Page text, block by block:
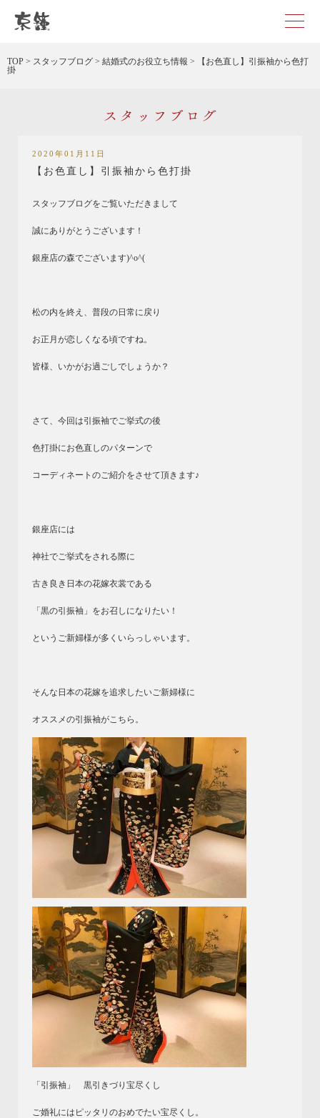
TOP > スタッフブログ > 結婚式のお役立ち情報 >
【お色直し】引振袖から色打
掛
スタッフブログ
2020年01月11日
【お色直し】引振袖から色打掛
スタッフブログをご覧いただきまして
誠にありがとうございます！
銀座店の森でございます)^o^(
松の内を終え、普段の日常に戻り
お正月が恋しくなる頃ですね。
皆様、いかがお過ごしでしょうか？
さて、今回は引振袖でご挙式の後
色打掛にお色直しのパターンで
コーディネートのご紹介をさせて頂きます♪
銀座店には
神社でご挙式をされる際に
古き良き日本の花嫁衣裳である
「黒の引振袖」をお召しになりたい！
というご新婦様が多くいらっしゃいます。
そんな日本の花嫁を追求したいご新婦様に
オススメの引振袖がこちら。
「引振袖」 黒引きづり宝尽くし
ご婚礼にはピッタリのおめでたい宝尽くし。